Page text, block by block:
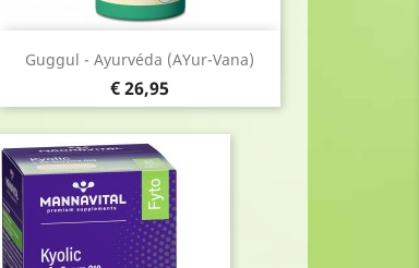
Guggul - Ayurvéda (AYur-Vana)
Prijs
€ 26,95
Snel bekijken